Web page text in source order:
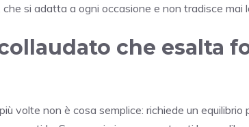
si adatta a ogni occasione e non tradisce mai
che esalta
volte non è cosa semplice: richiede un equilibrio